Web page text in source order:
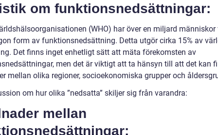
om funktionsnedsättningar:
(WHO) har över en miljard människor
form av funktionsnedsättning. Detta utgör cirka 15% av
Det finns inget enhetligt sätt att mäta förekomsten av
men det är viktigt att ta hänsyn till att det kan
mellan olika regioner, socioekonomiska grupper och
om hur olika ”nedsatta” skiljer sig från varandra:
mellan